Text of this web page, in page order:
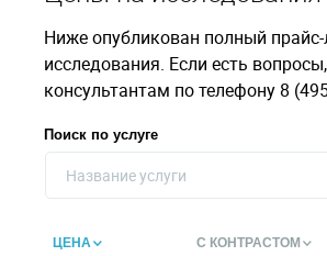
Ниже опубликован полный прайс-
исследования. Если есть
консультантам по телефону 8
Поиск по услуге
Название услуги
ЦЕНА С КОНТРАСТОМ